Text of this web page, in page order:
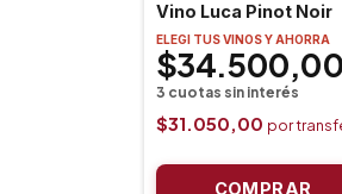
Vino Luca Pinot Noir
ELEGI TUS VINOS Y AHORRA
$34.500,00
$31.050,00